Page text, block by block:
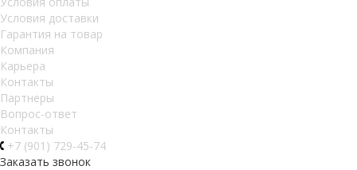
Условия доставки
Гарантия на товар
Компания
Карьера
Контакты
Партнеры
Вопрос-ответ
Контакты
+7 (901) 729-45-74
Заказать звонок